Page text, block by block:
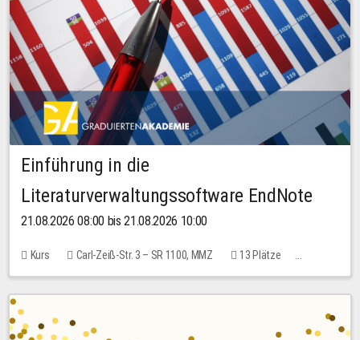
Einführung in die
Literaturverwaltungssoftware EndNote
21.08.2026 08:00 bis 21.08.2026 10:00
Kurs Carl-Zeiß-Str. 3 – SR 1100, MMZ
13 Plätze
10,00 EUR